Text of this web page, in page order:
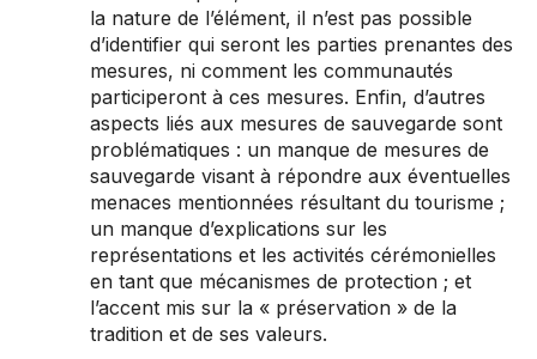
la nature de l’élément, il n’est pas possible
d’identifier qui seront les parties prenantes des
mesures, ni comment les communautés
participeront à ces mesures. Enfin, d’autres
aspects liés aux mesures de sauvegarde sont
problématiques : un manque de mesures de
sauvegarde visant à répondre aux éventuelles
menaces mentionnées résultant du tourisme ;
un manque d’explications sur les
représentations et les activités cérémonielles
en tant que mécanismes de protection ; et
l’accent mis sur la « préservation » de la
tradition et de ses valeurs.